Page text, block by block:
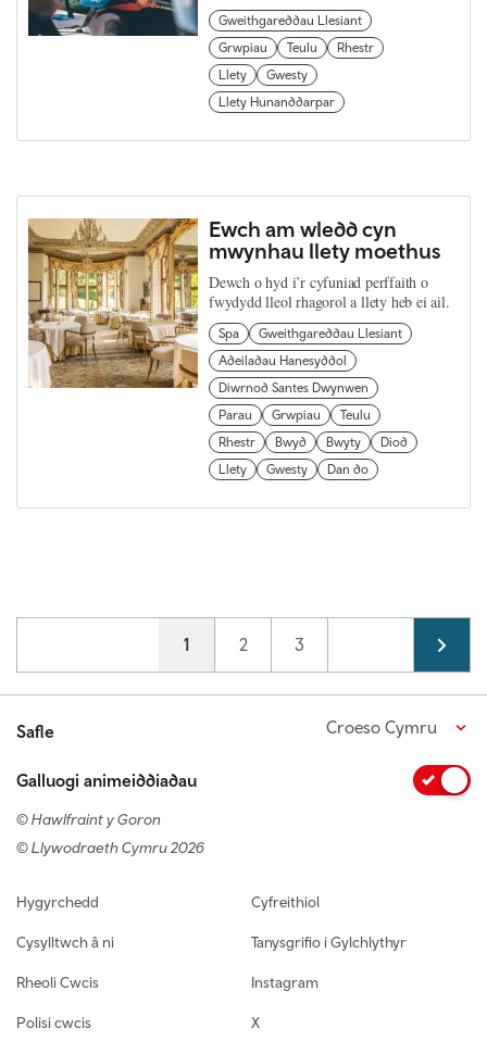
Gweithgareddau Llesiant
Grwpiau
Teulu
Rhestr
Llety
Gwesty
Llety Hunanddarpar
Ewch am wledd cyn
mwynhau llety moethus
Dewch o hyd i’r cyfuniad perffaith o
fwydydd lleol rhagorol a llety heb ei ail.
Spa
Gweithgareddau Llesiant
Adeiladau Hanesyddol
Diwrnod Santes Dwynwen
Parau
Grwpiau
Teulu
Rhestr
Bwyd Bwyty
Diod
Llety
Gwesty Dan do
Current page
1 Page
2 Page
3
Safle Croeso Cymru
Galluogi animeiddiadau
© Hawlfraint y Goron
© Llywodraeth Cymru 2026
Footer navigation
Hygyrchedd
Cysylltwch â ni
Rheoli Cwcis
Polisi cwcis
Cyfreithiol
Tanysgrifio i Gylchlythyr
Instagram
X